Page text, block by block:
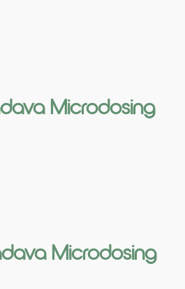
Microdosing
Microdosing